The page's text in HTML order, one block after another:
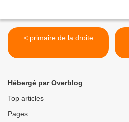
< primaire de la droite
Hébergé par Overblog
Top articles
Pages